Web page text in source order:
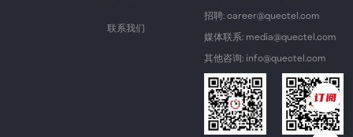
联系我们
招聘: career@quectel.com
媒体联系: media@quectel.com
其他咨询: info@quectel.com